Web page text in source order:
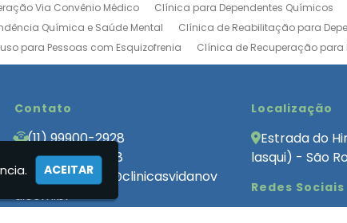
Via Convênio Médico
Clínica para Dependentes Químicos
Química e Saúde Mental
Clínica de Reabilitação para
para Pessoas com Esquizofrenia
Clínica de Recuperação para
Usuários de Drogas
Clínica de Recuperação Via Convênio
Clinica de Reabilitação Internação Involuntaria
Clinica de
Clínica de Recuperação Involuntária Evangélica
Convênio Clínica de Tratamento para Dependentes Químicos
Clinica Internação Involuntária
Clinica Involuntaria para
Internação Involuntaria
Clínica para Dependentes
Contato
(11) 99900-2928
(11) 99900-2928
atendimento@clinicasvidanov
a.com.br
Localização
Estrada do
lasqui) - São
Redes Sociais
ACEITAR